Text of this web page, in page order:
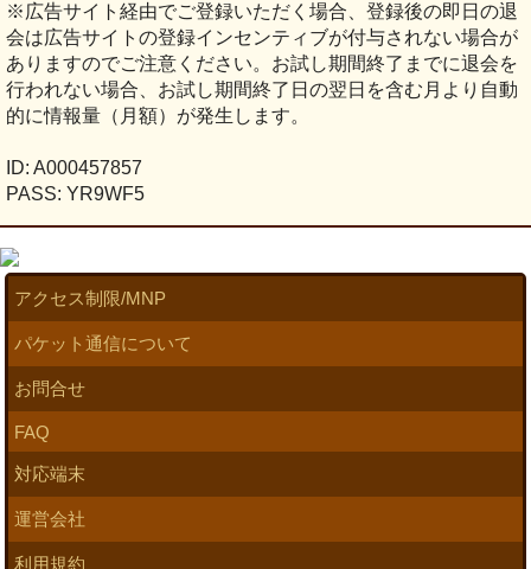
※広告サイト経由でご登録いただく場合、登録後の即日の退
会は広告サイトの登録インセンティブが付与されない場合が
ありますのでご注意ください。お試し期間終了までに退会を
行われない場合、お試し期間終了日の翌日を含む月より自動
的に情報量（月額）が発生します。
ID: A000457857
PASS: YR9WF5
アクセス制限/MNP
パケット通信について
お問合せ
FAQ
対応端末
運営会社
利用規約